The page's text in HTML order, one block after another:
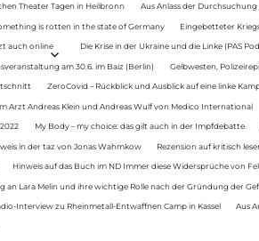
Theater Tagen in Heilbronn Aus Anlass der
is rotten in the state of Germany Eingebetteter
auch online Die Krise in der Ukraine und die Linke (PAS
am 30.6. im Baiz (Berlin) Gelbwesten,
ZeroCovid – Rückblick und Ausblick auf eine linke
Arzt Andreas Klein und Andreas Wulf von Medico International
My Body – my choice: das gilt auch in der Impfdebatte
in der taz von Jonas Wahmkow Rezension auf kritisch
Hinweis auf das Buch im ND Immer diese Widersprüche von
an Lara Melin und ihre wichtige Rolle nach der Gründung der
Interview zu Rheinmetall-Entwaffnen Camp in Kassel Aus